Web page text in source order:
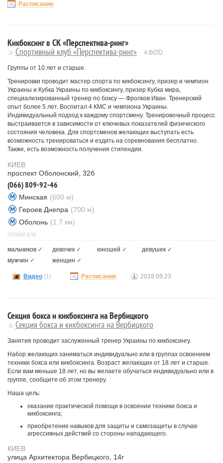
Расписание
Кикбоксинг в СК «Перспектива-ринг»
Спортивный клуб «Перспектива-ринг» 4 ФОТО
Группы от 10 лет и старше.
Тренировки проводит мастер спорта по кикбоксингу, призер и чемпион
Украины и Кубка Украины по кикбоксингу, призер Кубка мира,
специализированный тренер по боксу — Фролков Иван. Тренерский
опыт более 5 лет. Воспитал 4 КМС и чемпиона Украины.
Индивидуальный подход к каждому спортсмену. Тренировочный процесс
выстраивается в зависимости от ключевых показателей физического
состояния человека. Для спортсменов желающих выступать есть
возможность тренироваться и ездить на соревнования бесплатно.
Также, есть возможность получения стипендии.
КИЕВ
проспект Оболонский, 32б
(066) 809-92-46
Минская (600 м)
Героев Днепра (700 м)
Оболонь (1.7 км)
СЕКЦИЯ ДЛЯ
мальчиков ✓ девочек ✓ юношей ✓ девушек ✓
мужчин ✓ женщин ✓
Видео (1) Расписание 2018.09.23
Секция бокса и кикбоксинга на Вербицкого
Секция бокса и кикбоксинга на Вербицкого
Занятия проводит заслуженный тренер Украины по кикбоксингу.
Набор желающих заниматься индивидуально или в группах освоением
техники бокса или кикбоксинга. Возраст желающих от 18 лет и старше.
Если вам меньше 18 лет, но вы желаете обучаться индивидуально или в
группе, сообщите об этом тренеру.
Наша цель:
оказание практической помощи в освоении техники бокса и
кикбоксинга;
приобретение навыков для защиты и самозащиты в случае
агрессивных действий со стороны нападающего.
КИЕВ
улица Архитектора Вербицкого, 14г